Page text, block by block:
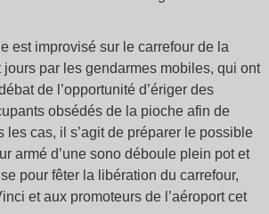
est improvisé sur le carrefour de la
par les gendarmes mobiles, qui ont
de l’opportunité d’ériger des
obsédés de la pioche afin de
cas, il s’agit de préparer le possible
armé d’une sono déboule plein pot et
pour fêter la libération du carrefour,
et aux promoteurs de l’aéroport cet